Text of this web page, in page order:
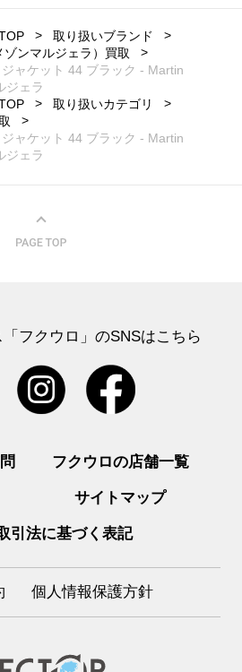
取り扱いブランド
ンマルジェラ）買取
ャケット 44 ブラック - Martin
ジェラ
取り扱いカテゴリ
ャケット 44 ブラック - Martin
ジェラ
フクウロ」のSNSはこちら
フクウロの店舗一覧
サイトマップ
引法に基づく表記
個人情報保護方針